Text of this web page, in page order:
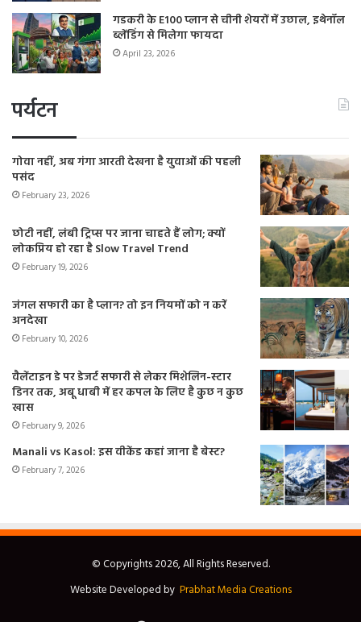
गडकरी के E100 प्लान से चीनी शेयरों में उछाल, इथेनॉल
ब्लेंडिंग से मिलेगा फायदा
April 23, 2026
पर्यटन
गोवा नहीं, अब गंगा आरती देखना है युवाओं की पहली
पसंद
February 23, 2026
छोटी नहीं, लंबी ट्रिप्स पर जाना चाहते हैं लोग; क्यों
लोकप्रिय हो रहा है Slow Travel Trend
February 19, 2026
जंगल सफारी का है प्लान? तो इन नियमों को न करें
अनदेखा
February 10, 2026
वैलेंटाइन डे पर डेजर्ट सफारी से लेकर मिशेलिन-स्टार
डिनर तक, अबू धाबी में हर कपल के लिए है कुछ न कुछ
खास
February 9, 2026
Manali vs Kasol: इस वीकेंड कहां जाना है बेस्ट?
February 7, 2026
© Copyrights 2026, All Rights Reserved.
Website Developed by Prabhat Media Creations